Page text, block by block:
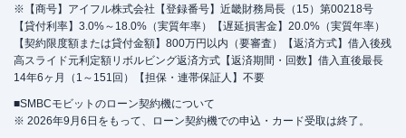
※【商号】アイフル株式会社【登録番号】近畿財務局長（15）第00218号
【貸付利率】3.0%～18.0%（実質年率）【遅延損害金】20.0%（実質年率）
【契約限度額または貸付金額】800万円以内（要審査）【返済方式】借入後残
高スライド元利定額リボルビング返済方式【返済期間・回数】借入直後最長
14年6ヶ月（1～151回）【担保・連帯保証人】不要
■SMBCモビットのローン契約機について
※ 2026年9月6日をもって、ローン契約機での申込・カード受取は終了。